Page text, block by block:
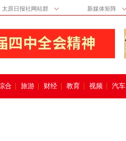
太原日报社网站群 新媒体矩阵
合 旅游 财经 教育 视频 汽车